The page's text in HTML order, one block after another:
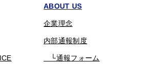
ABOUT US
企業理念
内部通報制度
└通報フォーム